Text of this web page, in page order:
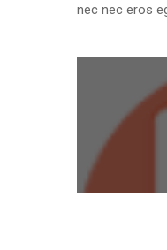
nec nec eros